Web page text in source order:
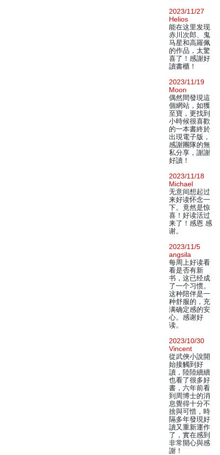
2023/11/27
Helios
能在这里发现
赤川次郎、鬼
马星和高羅佩
的作品，太驚
喜了！感謝好
讀書櫃！
2023/11/19
Moon
偶然間發現這
個網站，如獲
至寶，更找到
小時候很喜歡
的一本書終於
出現電子版，
感謝團隊的無
私分享，謝謝
好讀！
2023/11/18
Michael
无意间想起过
来好读怀念一
下。竟然是惊
喜！好读活过
来了！感恩 感
谢。
2023/11/5
angsila
每周上好读看
看是否有新
书，这已经成
了一个习惯。
这种陪伴是一
种舒服的，充
满确定感的安
心。感谢好
读。
2023/10/30
Vincent
從武俠小說開
始接觸到好
讀，陸陸續續
也看了很多好
書，六年前看
到周博士的消
息覺得十分不
捨與可惜，時
隔多年發現好
讀又重新運作
了，實在感到
非常開心與感
謝！